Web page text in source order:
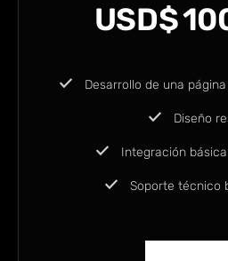
USD$
Desarrollo de una
Diseño
Integración
Soporte técnico